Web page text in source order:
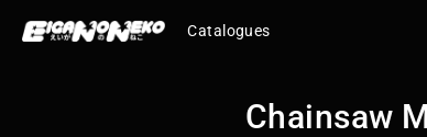
Catalogues
Chainsaw